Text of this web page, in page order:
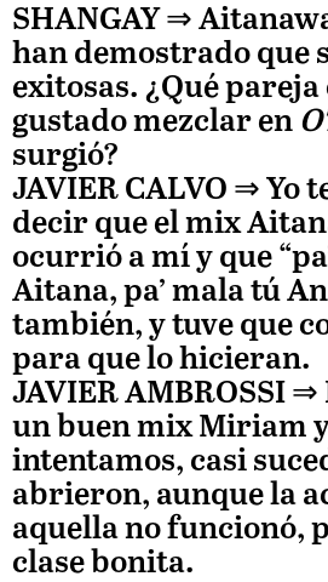
SHANGAY ⇒
han demostrado que
exitosas. ¿Qué
gustado mezclar en
surgió?
JAVIER CALVO ⇒ Yo
decir que el mix
ocurrió a mí y que
Aitana, pa’ mala tú
también, y tuve que
para que lo hicieran.
JAVIER AMBROSSI ⇒
un buen mix Miriam
intentamos, casi
abrieron, aunque la
aquella no funcionó,
clase bonita.